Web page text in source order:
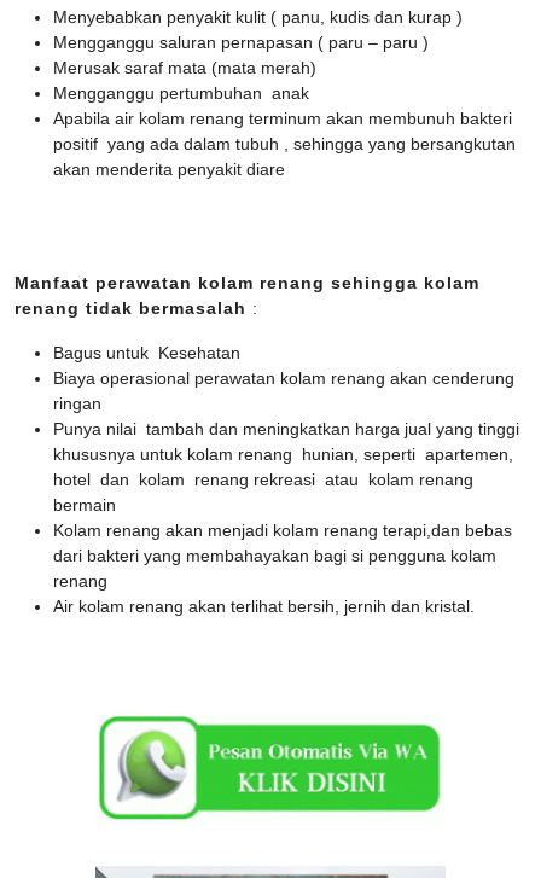
Menyebabkan penyakit kulit ( panu, kudis dan kurap )
Mengganggu saluran pernapasan ( paru – paru )
Merusak saraf mata (mata merah)
Mengganggu pertumbuhan anak
Apabila air kolam renang terminum akan membunuh bakteri
positif yang ada dalam tubuh , sehingga yang bersangkutan
akan menderita penyakit diare
Manfaat perawatan kolam renang sehingga kolam
renang tidak bermasalah :
Bagus untuk Kesehatan
Biaya operasional perawatan kolam renang akan cenderung
ringan
Punya nilai tambah dan meningkatkan harga jual yang tinggi
khususnya untuk kolam renang hunian, seperti apartemen,
hotel dan kolam renang rekreasi atau kolam renang
bermain
Kolam renang akan menjadi kolam renang terapi,dan bebas
dari bakteri yang membahayakan bagi si pengguna kolam
renang
Air kolam renang akan terlihat bersih, jernih dan kristal.